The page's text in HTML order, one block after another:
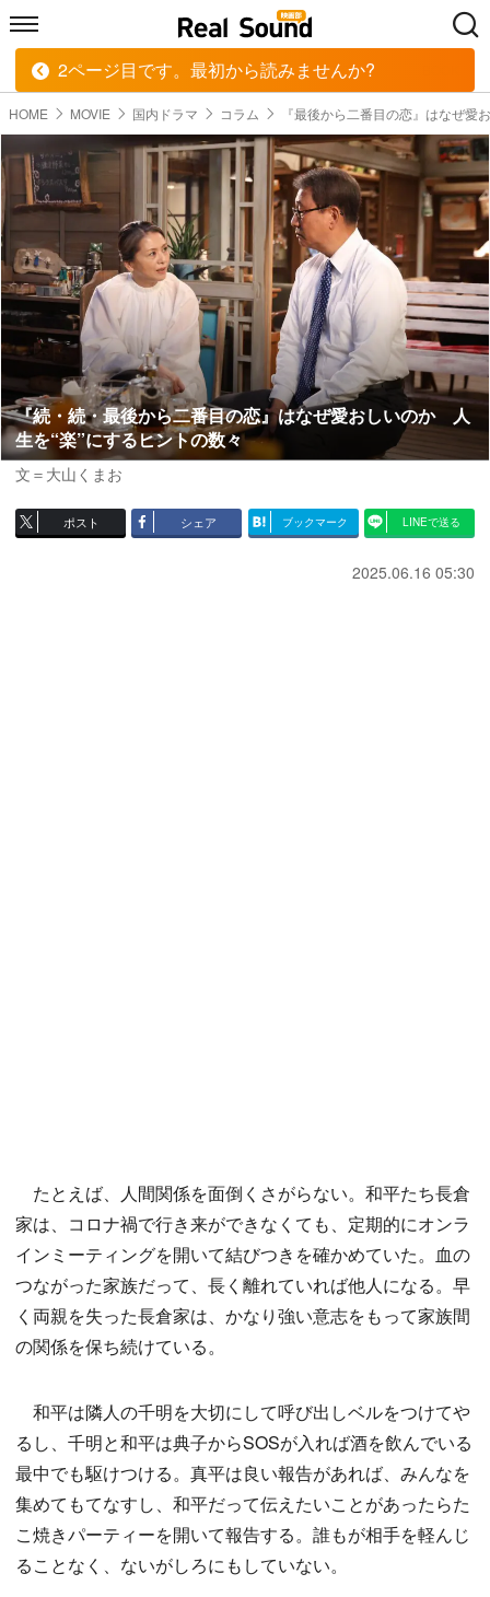
HOME MUSIC MOVIE TECH
HOME MOVIE 国内ドラマ コラム 『最後から二番目の恋』はなぜ愛
『続・続・最後から二番目の恋』はなぜ愛おしいのか 人
生を“楽”にするヒントの数々
文＝大山くまお
ポスト シェア ブックマーク LINEで送る
2025.06.16 05:30
たとえば、人間関係を面倒くさがらない。和平たち長倉
家は、コロナ禍で行き来ができなくても、定期的にオンラ
インミーティングを開いて結びつきを確かめていた。血の
つながった家族だって、長く離れていれば他人になる。早
く両親を失った長倉家は、かなり強い意志をもって家族間
の関係を保ち続けている。
和平は隣人の千明を大切にして呼び出しベルをつけてや
るし、千明と和平は典子からSOSが入れば酒を飲んでいる
最中でも駆けつける。真平は良い報告があれば、みんなを
集めてもてなすし、和平だって伝えたいことがあったらた
こ焼きパーティーを開いて報告する。誰もが相手を軽んじ
ることなく、ないがしろにもしていない。
2ページ目です。最初から読みませんか?